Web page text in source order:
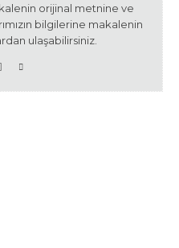
orijinal metnine ve
bilgilerine makalenin
ulaşabilirsiniz.